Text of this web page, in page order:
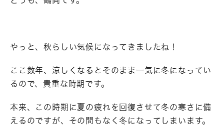
やっと、秋らしい気候になってきましたね！
ここ数年、涼しくなるとそのまま一気に冬になってい
るので、貴重な時期です。
本来、この時期に夏の疲れを回復させて冬の寒さに備
えるのですが、その間もなく冬になってしまいます。